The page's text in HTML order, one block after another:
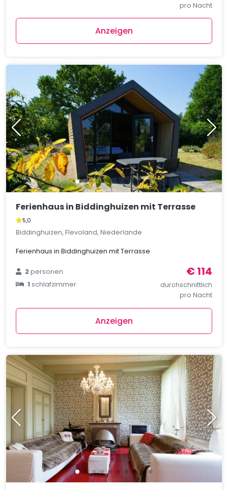
pro Nacht
Anzeigen
Ferienhaus in Biddinghuizen mit Terrasse
5,0
Biddinghuizen, Flevoland, Niederlande
Ferienhaus in Biddinghuizen mit Terrasse
2personen
1schlafzimmer
€ 114
durchschnittlich
pro Nacht
Anzeigen